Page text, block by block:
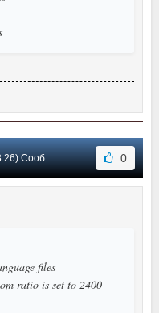
#6 0
files
ratio is set to 2400